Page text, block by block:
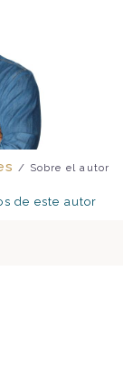
/ Sobre el autor
de este autor